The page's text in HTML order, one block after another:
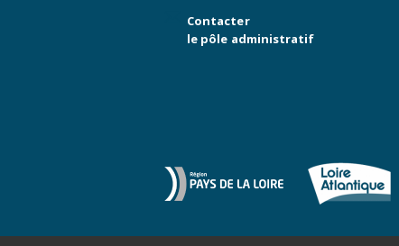
Contacter
le pôle administratif